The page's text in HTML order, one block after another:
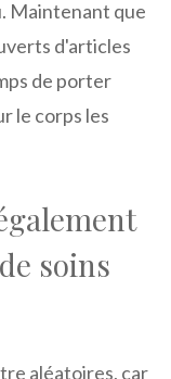
Maintenant que
d'articles
de porter
le corps les
soins
aléatoires, car